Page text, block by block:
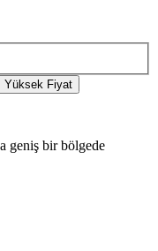
Yüksek Fiyat
geniş bir bölgede